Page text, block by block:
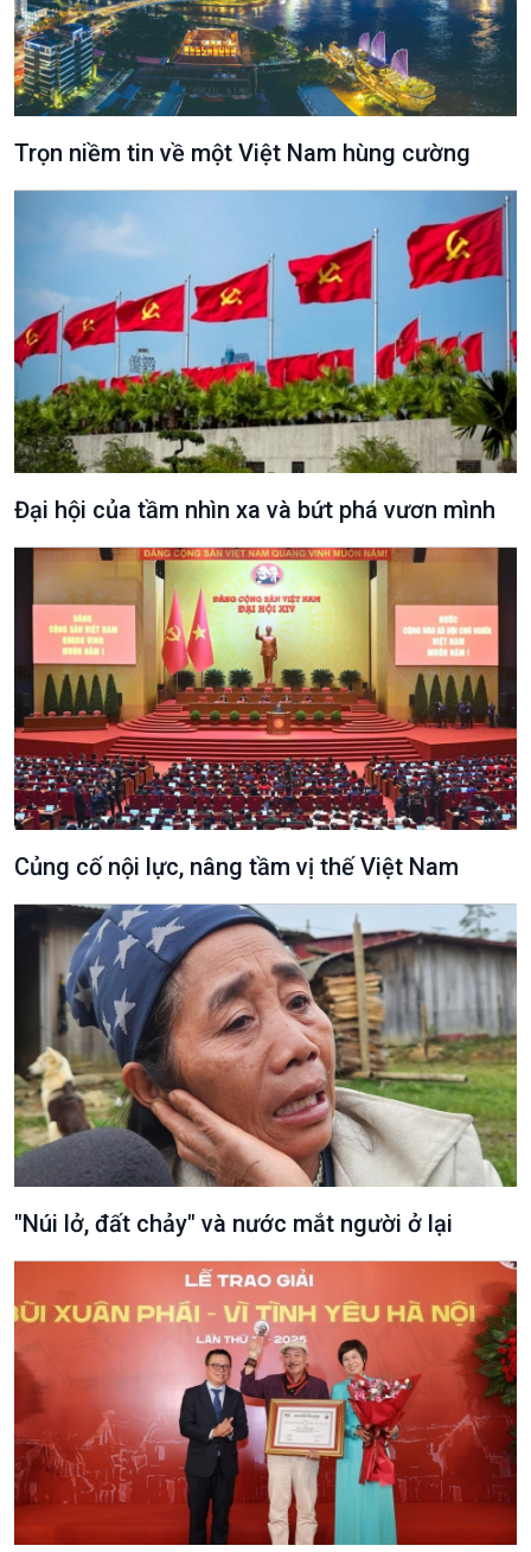
Văn hoá & Du lịch
Tin Văn hoá & Du lịch
Chát với người nổi tiếng
Câu chuyện Thể thao
Multimedia
Ảnh
Video
Infographic
E-Magazine
Trọn niềm tin về một Việt Nam hùng cường
Đại hội của tầm nhìn xa và bứt phá vươn mình
Củng cố nội lực, nâng tầm vị thế Việt Nam
"Núi lở, đất chảy" và nước mắt người ở lại